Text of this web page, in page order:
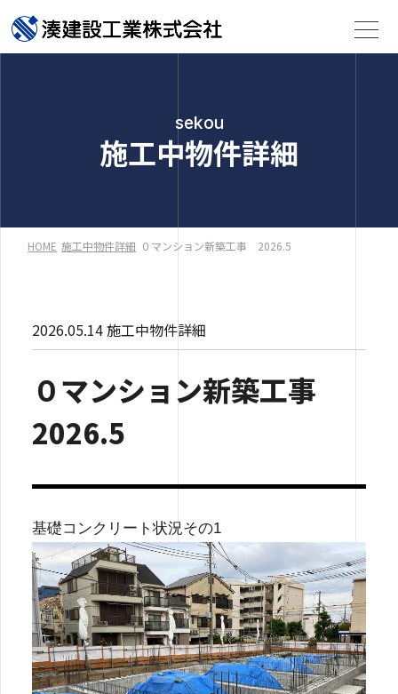
sekou
施工中物件詳細
HOME 施工中物件詳細 ０マンション新築工事 2026.5
2026.05.14施工中物件詳細
０マンション新築工事
2026.5
基礎コンクリート状況その1